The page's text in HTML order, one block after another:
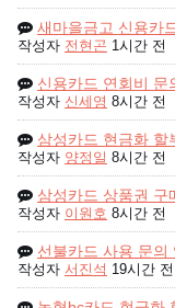
새마을금고 신용카
작성자 전현곤 1시간 전
신용카드 연회비 문
작성자 신세영 8시간 전
삼성카드 현금화 할
작성자 양정일 8시간 전
삼성카드 상품권 구
작성자 이원호 8시간 전
선불카드 사용 문의
작성자 서진석 19시간 전